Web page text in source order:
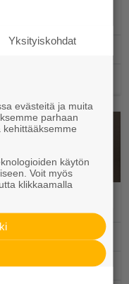
Yksityiskohdat
evästeitä ja muita
parhaan
kehittääksemme
käytön
Voit myös
klikkaamalla